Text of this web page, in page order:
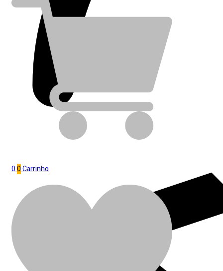
00Carrinho